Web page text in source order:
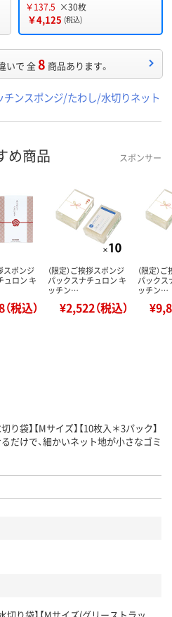
￥137.5 ×30枚
￥4,125 (税込)
いで 全8 商品あります。
ンスポンジ/たわし/水切りネット
め商品 スポンサー
スポンジ
ュロン キ
税込）
（限定）ご挨拶スポンジ
パックスナチュロン キ
ッチン…
¥2,522（税込）
（限定）
パックス
ッチン…
り袋】【Mサイズ】【10枚入＊3パック】
だけで、細かいネット地が小さなゴミ